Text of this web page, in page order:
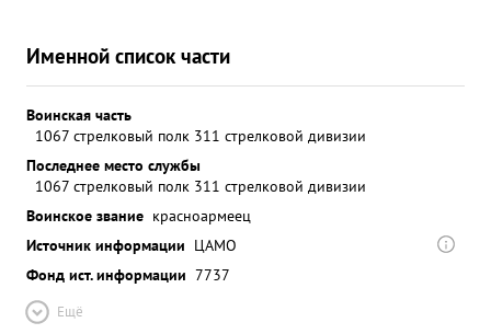
Именной список части
Воинская часть
1067 стрелковый полк 311 стрелковой дивизии
Последнее место службы
1067 стрелковый полк 311 стрелковой дивизии
Воинское звание красноармеец
Источник информации ЦАМО
Фонд ист. информации 7737
Ещё